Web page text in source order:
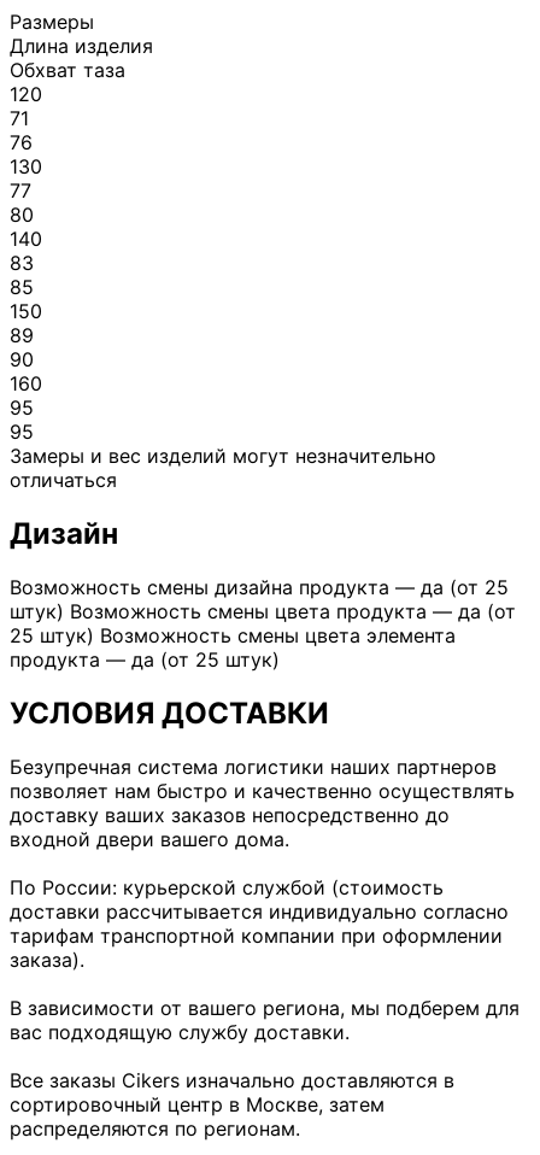
Размеры
Длина изделия
Обхват таза
120
71
76
130
77
80
140
83
85
150
89
90
160
95
95
Замеры и вес изделий могут незначительно
отличаться
Дизайн
Возможность смены дизайна продукта — да (от 25
штук) Возможность смены цвета продукта — да (от
25 штук) Возможность смены цвета элемента
продукта — да (от 25 штук)
УСЛОВИЯ ДОСТАВКИ
Безупречная система логистики наших партнеров
позволяет нам быстро и качественно осуществлять
доставку ваших заказов непосредственно до
входной двери вашего дома.
По России: курьерской службой (стоимость
доставки рассчитывается индивидуально согласно
тарифам транспортной компании при оформлении
заказа).
В зависимости от вашего региона, мы подберем для
вас подходящую службу доставки.
Все заказы Cikers изначально доставляются в
сортировочный центр в Москве, затем
распределяются по регионам.